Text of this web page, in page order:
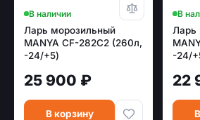
В наличии
Ларь морозильный
MANYA CF-282C2 (260л,
-24/+5)
25 900 ₽
В корзину
В
Ларь
-24/
22